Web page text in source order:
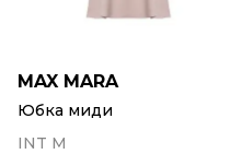
MAX MARA
Юбка миди
INT M